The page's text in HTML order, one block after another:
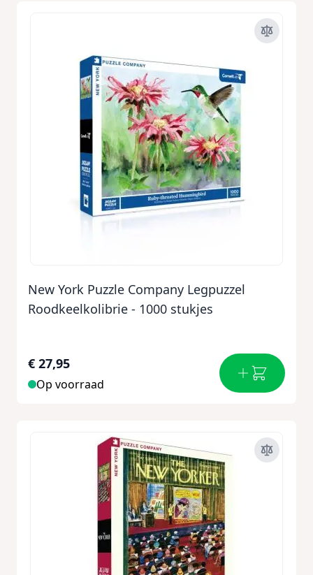
New York Puzzle Company Legpuzzel
Roodkeelkolibrie - 1000 stukjes
€ 27,95
Op voorraad